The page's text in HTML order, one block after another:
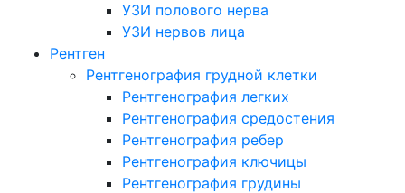
УЗИ полового нерва
УЗИ нервов лица
Рентген
Рентгенография грудной клетки
Рентгенография легких
Рентгенография средостения
Рентгенография ребер
Рентгенография ключицы
Рентгенография грудины